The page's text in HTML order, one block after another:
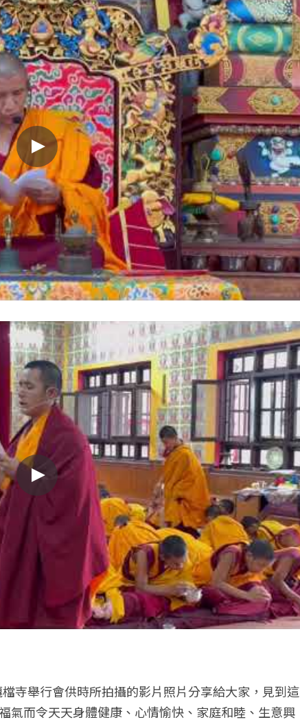
寺舉行會供時所拍攝的影片照片分享給大家，見到這
氣而令天天身體健康、心情愉快、家庭和睦、生意興